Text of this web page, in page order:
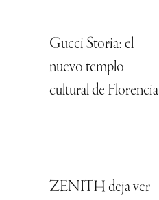
Gucci Storia: el
nuevo templo
cultural de Florencia
ZENITH deja ver